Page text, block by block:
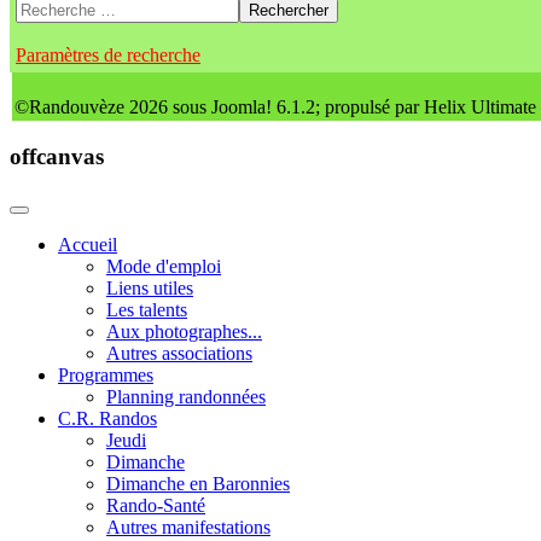
Rechercher
Paramètres de recherche
©Randouvèze 2026 sous Joomla! 6.1.2; propulsé par Helix Ultimate
offcanvas
Accueil
Mode d'emploi
Liens utiles
Les talents
Aux photographes...
Autres associations
Programmes
Planning randonnées
C.R. Randos
Jeudi
Dimanche
Dimanche en Baronnies
Rando-Santé
Autres manifestations